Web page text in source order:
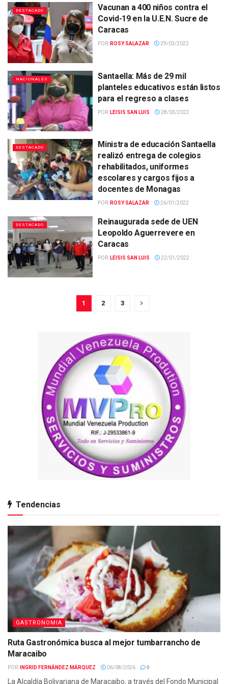
DESTACADO
Vacunan a 400 niños contra el
Covid-19 en la U.E.N. Sucre de
Caracas
POR: ROSY SALAZAR 29/03/2022
NACIONALES
Santaella: Más de 29 mil
planteles educativos están listos
para el regreso a clases
POR: LEISIS SAN LUIS 28/03/2022
DESTACADO
Ministra de educación Santaella
realizó entrega de colegios
rehabilitados, uniformes
escolares y cargos fijos a
docentes de Monagas
POR: ROSY SALAZAR 26/01/2022
DESTACADO
Reinaugurada sede de UEN
Leopoldo Aguerrevere en
Caracas
POR: LEISIS SAN LUIS 22/01/2022
1 2 3
Tendencias
GASTRONOMIA
Ruta Gastronómica busca al mejor tumbarrancho de
Maracaibo
POR: INGRID FERNÁNDEZ MÁRQUEZ 06/08/2026 0
La Alcaldía Bolivariana de Maracaibo, a través del Fondo Municipal